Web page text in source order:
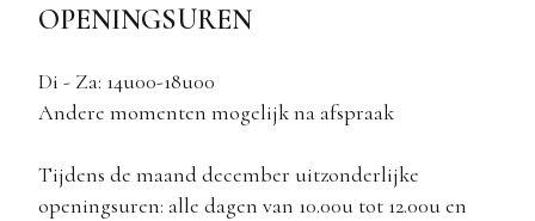
OPENINGSUREN
Di - Za: 14u00-18u00
Andere momenten mogelijk na afspraak
Tijdens de maand december uitzonderlijke
openingsuren: alle dagen van 10.00u tot 12.00u en